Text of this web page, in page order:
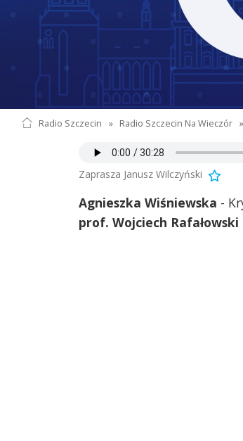
Radio Szczecin » Radio Szczecin Na Wieczór »
Zaprasza Janusz Wilczyński
Agnieszka Wiśniewska -
prof. Wojciech Rafałowski